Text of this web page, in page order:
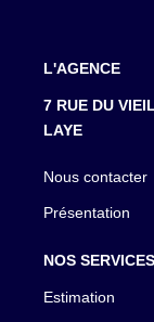
L'AGENCE
7 RUE DU
LAYE
Nous contacter
Présentation
NOS SERVICES
Estimation